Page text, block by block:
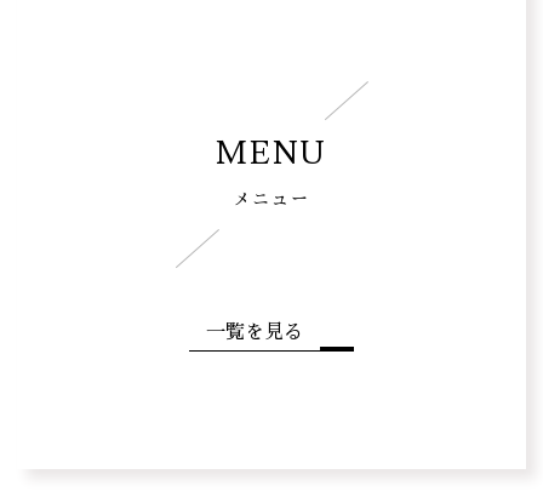
MENU
メニュー
一覧を見る